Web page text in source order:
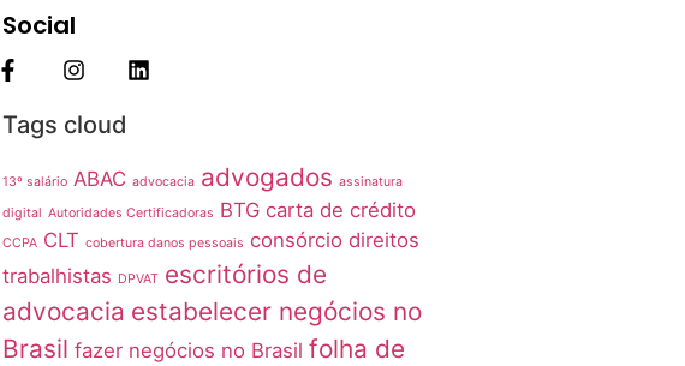
Social
Tags cloud
13º salário ABAC advocacia advogados assinatura
digital Autoridades Certificadoras BTG carta de crédito
CCPA CLT cobertura danos pessoais consórcio direitos
trabalhistas DPVAT escritórios de
advocacia estabelecer negócios no
Brasil fazer negócios no Brasil folha de